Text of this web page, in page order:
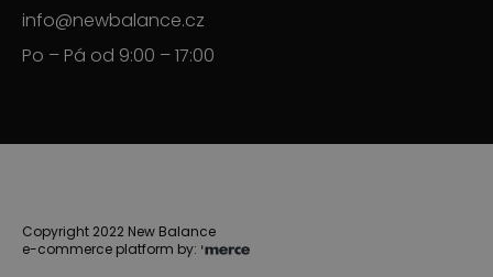
info@newbalance.cz
Po – Pá od 9:00 – 17:00
Copyright 2022 New Balance
e-commerce platform by: